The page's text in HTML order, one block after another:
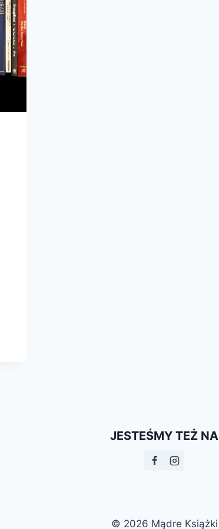
JESTEŚMY TEŻ NA
© 2026 Mądre Książki